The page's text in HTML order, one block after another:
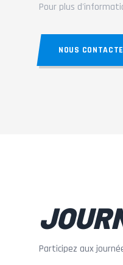
Pour plus
NOUS
Participez aux